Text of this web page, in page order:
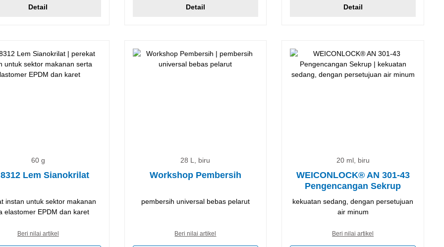
Detail Detail Detail
60 g
Lem Sianokrilat
instan untuk sektor makanan
elastomer EPDM dan karet
Beri nilai artikel
28 L, biru
Workshop Pembersih
pembersih universal bebas pelarut
Beri nilai artikel
20 ml, biru
WEICONLOCK® AN 301-43
Pengencangan Sekrup
kekuatan sedang, dengan persetujuan
air minum
Beri nilai artikel